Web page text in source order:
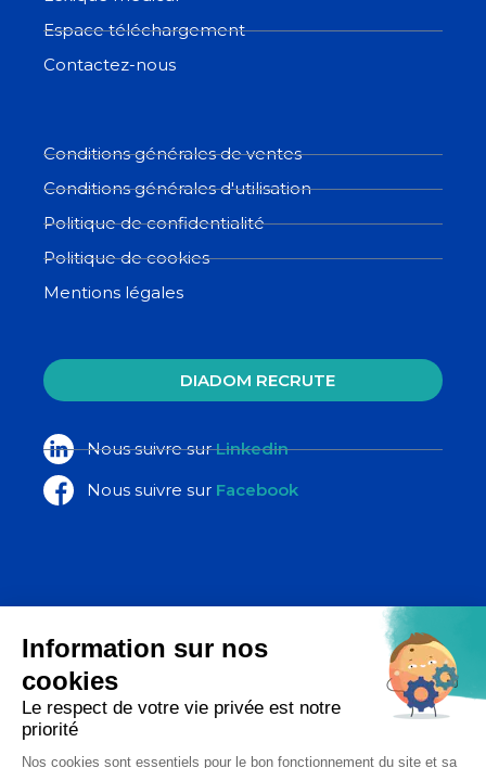
Espace téléchargement
Contactez-nous
Conditions générales de ventes
Conditions générales d'utilisation
Politique de confidentialité
Politique de cookies
Mentions légales
DIADOM RECRUTE
Nous suivre surLinkedin
Nous suivre sur Facebook
La Poste Santé & Autonomie,
un ensemble d’expertises du groupe